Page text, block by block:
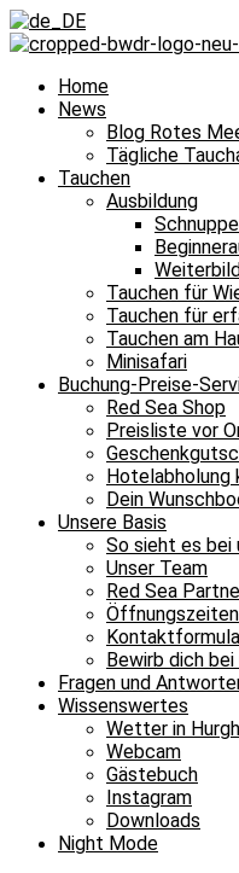
Home
News
Blog Rotes
Tägliche
Tauchen
Ausbildung
Tauchen für
Tauchen für
Tauchen am
Minisafari
Buchung-Preise-
Red Sea Shop
Preisliste vor
Hotelabholung
Dein
Unsere Basis
So sieht es bei
Unser Team
Red Sea
Öffnungszeiten
Bewirb dich bei
Fragen und
Wissenswertes
Wetter in
Webcam
Gästebuch
Instagram
Downloads
Night Mode